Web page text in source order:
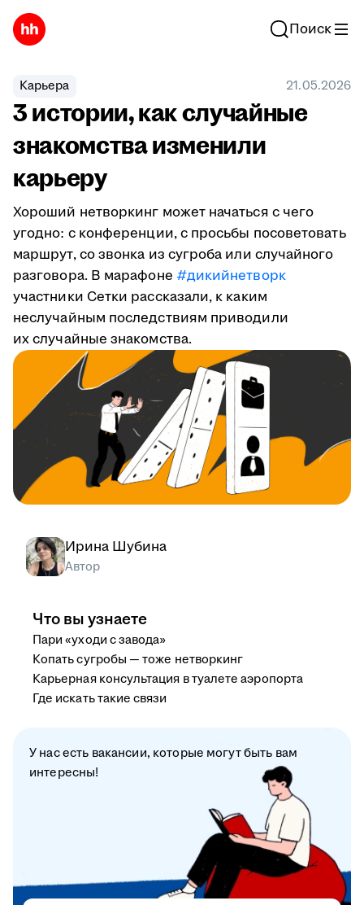
Поиск
Карьера 21.05.2026
3 истории, как случайные
знакомства изменили
карьеру
Хороший нетворкинг может начаться с чего
угодно: с конференции, с просьбы посоветовать
маршрут, со звонка из сугроба или случайного
разговора. В марафоне #дикийнетворк
участники Сетки рассказали, к каким
неслучайным последствиям приводили
их случайные знакомства.
Ирина Шубина
Автор
Что вы узнаете
Пари «уходи с завода»
Копать сугробы — тоже нетворкинг
Карьерная консультация в туалете аэропорта
Где искать такие связи
У нас есть вакансии, которые могут быть вам
интересны!